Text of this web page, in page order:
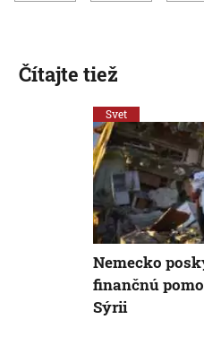
Čítajte tiež
Svet
Nemecko
finančnú
Sýrii